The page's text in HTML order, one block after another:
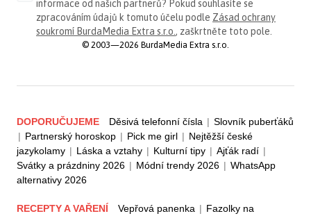
informace od našich partnerů? Pokud souhlasíte se
zpracováním údajů k tomuto účelu podle Zásad ochrany
soukromí BurdaMedia Extra s.r.o. , zaškrtněte toto pole.
© 2003—2026 BurdaMedia Extra s.r.o.
DOPORUČUJEME Děsivá telefonní čísla | Slovník puberťáků
| Partnerský horoskop | Pick me girl | Nejtěžší české
jazykolamy | Láska a vztahy | Kulturní tipy | Ajťák radí |
Svátky a prázdniny 2026 | Módní trendy 2026 | WhatsApp
alternativy 2026
RECEPTY A VAŘENÍ Vepřová panenka | Fazolky na